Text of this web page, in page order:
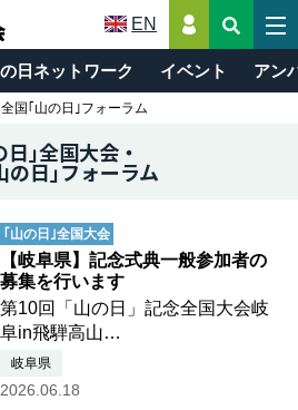
EN
日ネットワーク イベント アン
国｢山の日｣フォーラム
日｣全国大会・
の日｣フォーラム
｢山の日｣全国大会
【岐阜県】記念式典一般参加者の
募集を行います
第10回「山の日」記念全国大会岐
阜in飛騨高山
８月１１日は国民の祝日「山の
日」です。
岐阜県
2026.06.18